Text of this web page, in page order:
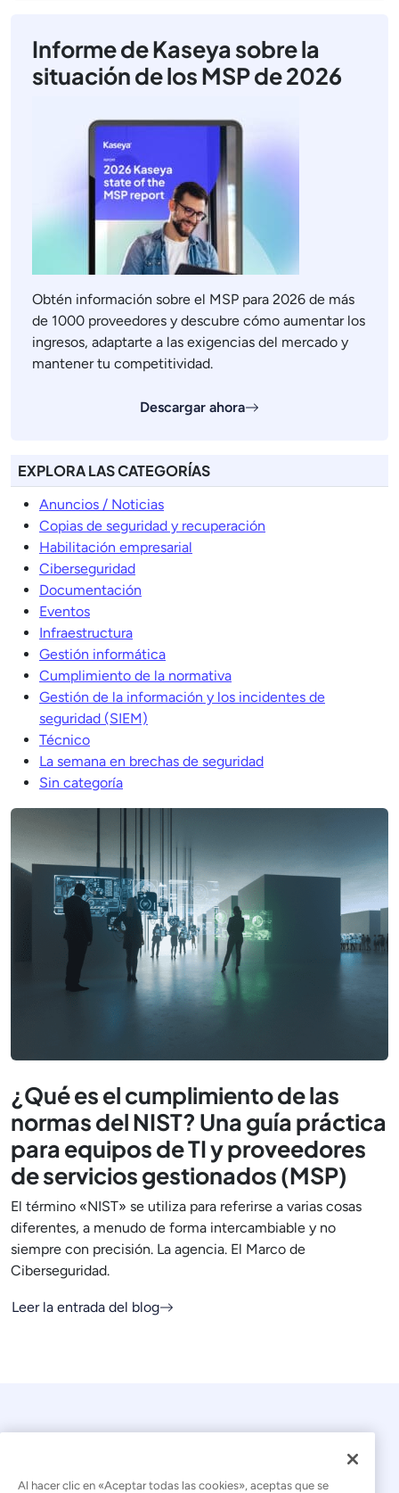
Informe de Kaseya sobre la
situación de los MSP de 2026
Obtén información sobre el MSP para 2026 de más
de 1000 proveedores y descubre cómo aumentar los
ingresos, adaptarte a las exigencias del mercado y
mantener tu competitividad.
Descargar ahora
EXPLORA LAS CATEGORÍAS
Anuncios / Noticias
Copias de seguridad y recuperación
Habilitación empresarial
Ciberseguridad
Documentación
Eventos
Infraestructura
Gestión informática
Cumplimiento de la normativa
Gestión de la información y los incidentes de
seguridad (SIEM)
Técnico
La semana en brechas de seguridad
Sin categoría
¿Qué es el cumplimiento de las
normas del NIST? Una guía práctica
para equipos de TI y proveedores
de servicios gestionados (MSP)
El término «NIST» se utiliza para referirse a varias cosas
diferentes, a menudo de forma intercambiable y no
siempre con precisión. La agencia. El Marco de
Ciberseguridad.
Leer la entrada del blog
Al hacer clic en «Aceptar todas las cookies», aceptas que se